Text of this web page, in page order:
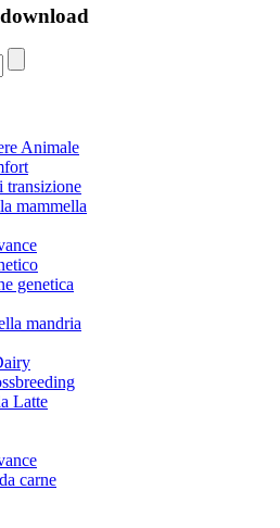
Animale
transizione
mammella
genetica
mandria
Latte
carne